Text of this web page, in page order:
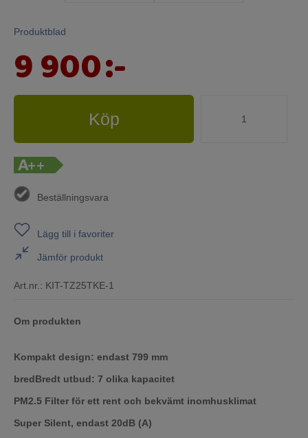
Produktblad
9 900:-
Köp
Beställningsvara
Lägg till i favoriter
Jämför produkt
Art.nr.: KIT-TZ25TKE-1
Om produkten
Kompakt design: endast 799 mm
bredBredt utbud: 7 olika kapacitet
PM2.5 Filter för ett rent och bekvämt inomhusklimat
Super Silent, endast 20dB (A)